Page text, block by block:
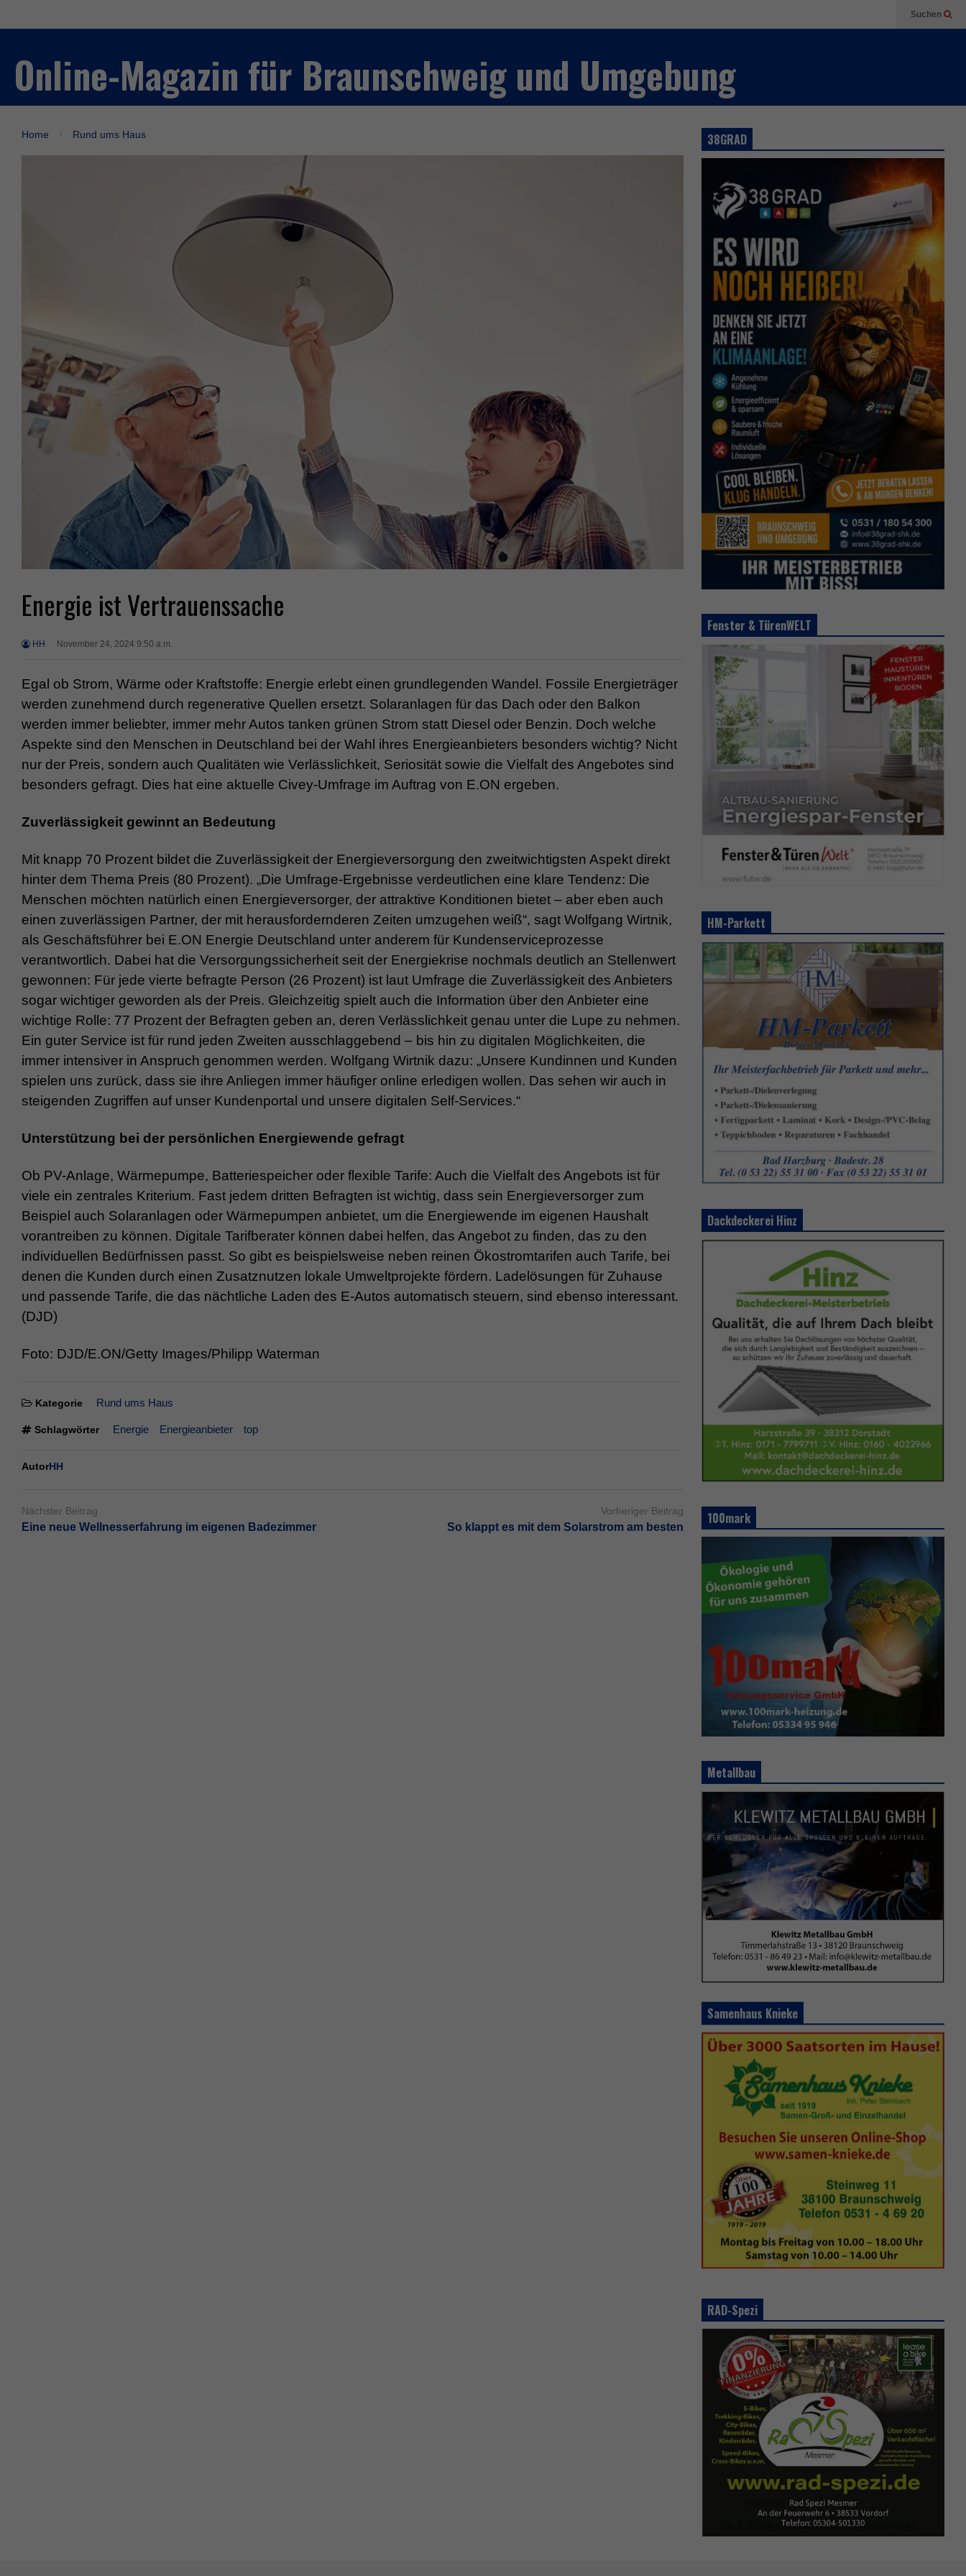
Suchen
Online-Magazin für Braunschweig und Umgebung
Home Rund ums Haus
Energie ist Vertrauenssache
HH November 24, 2024 9:50 a.m.
Egal ob Strom, Wärme oder Kraftstoffe: Energie erlebt einen grundlegenden Wandel. Fossile Energieträger
werden zunehmend durch regenerative Quellen ersetzt. Solaranlagen für das Dach oder den Balkon
werden immer beliebter, immer mehr Autos tanken grünen Strom statt Diesel oder Benzin. Doch welche
Aspekte sind den Menschen in Deutschland bei der Wahl ihres Energieanbieters besonders wichtig? Nicht
nur der Preis, sondern auch Qualitäten wie Verlässlichkeit, Seriosität sowie die Vielfalt des Angebotes sind
besonders gefragt. Dies hat eine aktuelle Civey-Umfrage im Auftrag von E.ON ergeben.
Zuverlässigkeit gewinnt an Bedeutung
Mit knapp 70 Prozent bildet die Zuverlässigkeit der Energieversorgung den zweitwichtigsten Aspekt direkt
hinter dem Thema Preis (80 Prozent). „Die Umfrage-Ergebnisse verdeutlichen eine klare Tendenz: Die
Menschen möchten natürlich einen Energieversorger, der attraktive Konditionen bietet – aber eben auch
einen zuverlässigen Partner, der mit herausfordernderen Zeiten umzugehen weiß“, sagt Wolfgang Wirtnik,
als Geschäftsführer bei E.ON Energie Deutschland unter anderem für Kundenserviceprozesse
verantwortlich. Dabei hat die Versorgungssicherheit seit der Energiekrise nochmals deutlich an Stellenwert
gewonnen: Für jede vierte befragte Person (26 Prozent) ist laut Umfrage die Zuverlässigkeit des Anbieters
sogar wichtiger geworden als der Preis. Gleichzeitig spielt auch die Information über den Anbieter eine
wichtige Rolle: 77 Prozent der Befragten geben an, deren Verlässlichkeit genau unter die Lupe zu nehmen.
Ein guter Service ist für rund jeden Zweiten ausschlaggebend – bis hin zu digitalen Möglichkeiten, die
immer intensiver in Anspruch genommen werden. Wolfgang Wirtnik dazu: „Unsere Kundinnen und Kunden
spielen uns zurück, dass sie ihre Anliegen immer häufiger online erledigen wollen. Das sehen wir auch in
steigenden Zugriffen auf unser Kundenportal und unsere digitalen Self-Services.“
Unterstützung bei der persönlichen Energiewende gefragt
Ob PV-Anlage, Wärmepumpe, Batteriespeicher oder flexible Tarife: Auch die Vielfalt des Angebots ist für
viele ein zentrales Kriterium. Fast jedem dritten Befragten ist wichtig, dass sein Energieversorger zum
Beispiel auch Solaranlagen oder Wärmepumpen anbietet, um die Energiewende im eigenen Haushalt
vorantreiben zu können. Digitale Tarifberater können dabei helfen, das Angebot zu finden, das zu den
individuellen Bedürfnissen passt. So gibt es beispielsweise neben reinen Ökostromtarifen auch Tarife, bei
denen die Kunden durch einen Zusatznutzen lokale Umweltprojekte fördern. Ladelösungen für Zuhause
und passende Tarife, die das nächtliche Laden des E-Autos automatisch steuern, sind ebenso interessant.
(DJD)
Foto: DJD/E.ON/Getty Images/Philipp Waterman
Kategorie Rund ums Haus
Schlagwörter Energie Energieanbieter top
Autor HH
Nächster Beitrag
Eine neue Wellnesserfahrung im eigenen Badezimmer
Vorheriger Beitrag
So klappt es mit dem Solarstrom am besten
38GRAD
Fenster & TürenWELT
HM-Parkett
Dackdeckerei Hinz
100mark
Metallbau
Samenhaus Knieke
RAD-Spezi